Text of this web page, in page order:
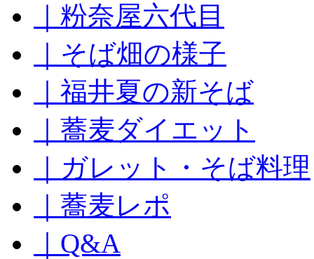
ツ
ス
プ
｜粉奈屋六代目
｜そば畑の様子
｜福井夏の新そば
｜蕎麦ダイエット
｜ガレット・そば料理
｜蕎麦レポ
｜Q&A